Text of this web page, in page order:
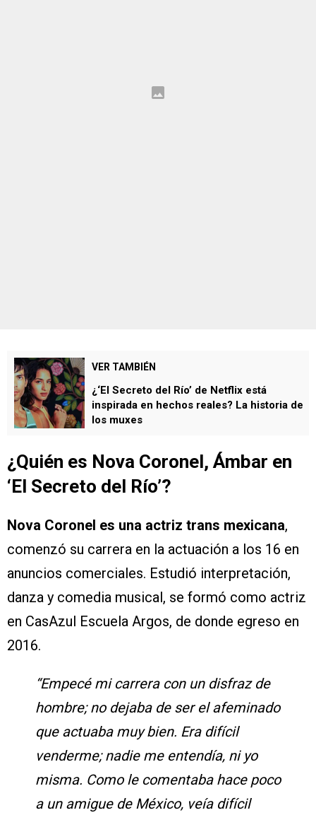
VER TAMBIÉN
¿‘El Secreto del Río’ de Netflix está
inspirada en hechos reales? La historia de
los muxes
¿Quién es Nova Coronel, Ámbar en
‘El Secreto del Río’?
Nova Coronel es una actriz trans mexicana,
comenzó su carrera en la actuación a los 16 en
anuncios comerciales. Estudió interpretación,
danza y comedia musical, se formó como actriz
en CasAzul Escuela Argos, de donde egreso en
2016.
“Empecé mi carrera con un disfraz de
hombre; no dejaba de ser el afeminado
que actuaba muy bien. Era difícil
venderme; nadie me entendía, ni yo
misma. Como le comentaba hace poco
a un amigue de México, veía difícil